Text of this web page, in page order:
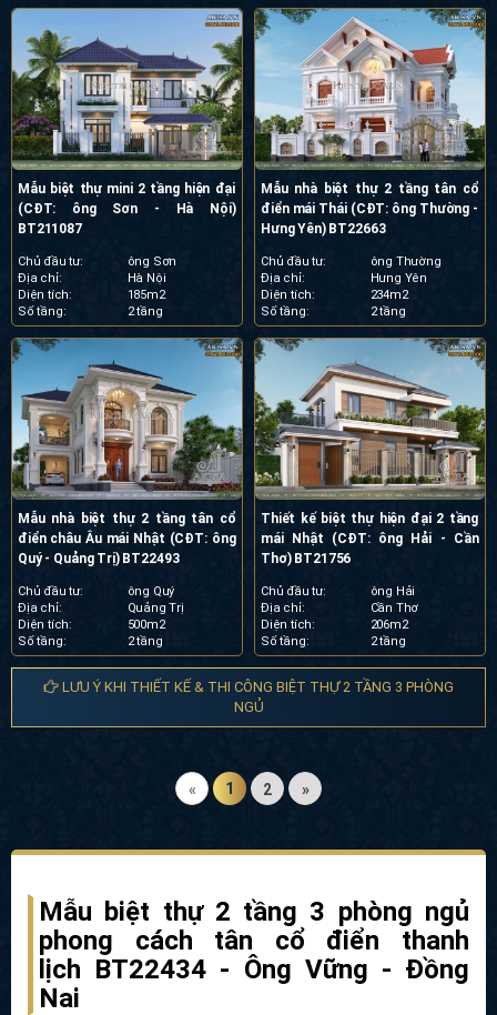
Mẫu biệt thự mini 2 tầng hiện đại
(CĐT: ông Sơn - Hà Nội)
BT211087
Chủ đầu tư:
ông Sơn
Địa chỉ:
Hà Nội
Diện tích:
185m2
Số tầng:
2 tầng
Mẫu nhà biệt thự 2 tầng tân cổ
điển mái Thái (CĐT: ông Thường -
Hưng Yên) BT22663
Chủ đầu tư:
ông Thường
Địa chỉ:
Hưng Yên
Diện tích:
234m2
Số tầng:
2 tầng
Mẫu nhà biệt thự 2 tầng tân cổ
điển châu Âu mái Nhật (CĐT: ông
Quý - Quảng Trị) BT22493
Chủ đầu tư:
ông Quý
Địa chỉ:
Quảng Trị
Diện tích:
500m2
Số tầng:
2 tầng
Thiết kế biệt thự hiện đại 2 tầng
mái Nhật (CĐT: ông Hải - Cần
Thơ) BT21756
Chủ đầu tư:
ông Hải
Địa chỉ:
Cần Thơ
Diện tích:
206m2
Số tầng:
2 tầng
LƯU Ý KHI THIẾT KẾ & THI CÔNG BIỆT THỰ 2 TẦNG 3 PHÒNG
NGỦ
« 1 2 »
Mẫu biệt thự 2 tầng 3 phòng ngủ
phong cách tân cổ điển thanh
lịch BT22434 - Ông Vững - Đồng
Nai